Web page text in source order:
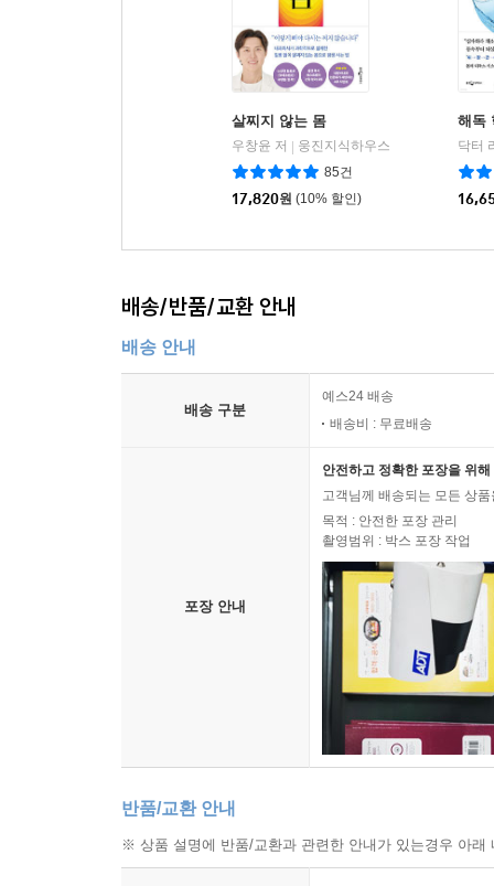
살찌지 않는 몸
우창윤 저
웅진지식하우스
85건
17,820원 (10% 할인)
해독
닥터
배송/반품/교환 안내
배송 안내
배송 구분
예스24 배송
배송비 : 무료배송
포장 안내
안전하고 정확한 포장을 위
고객님께 배송되는 모든 상
목적 : 안전한 포장 관리
촬영범위 : 박스 포장 작업
반품/교환 안내
※ 상품 설명에 반품/교환과 관련한 안내가 있는경우 아